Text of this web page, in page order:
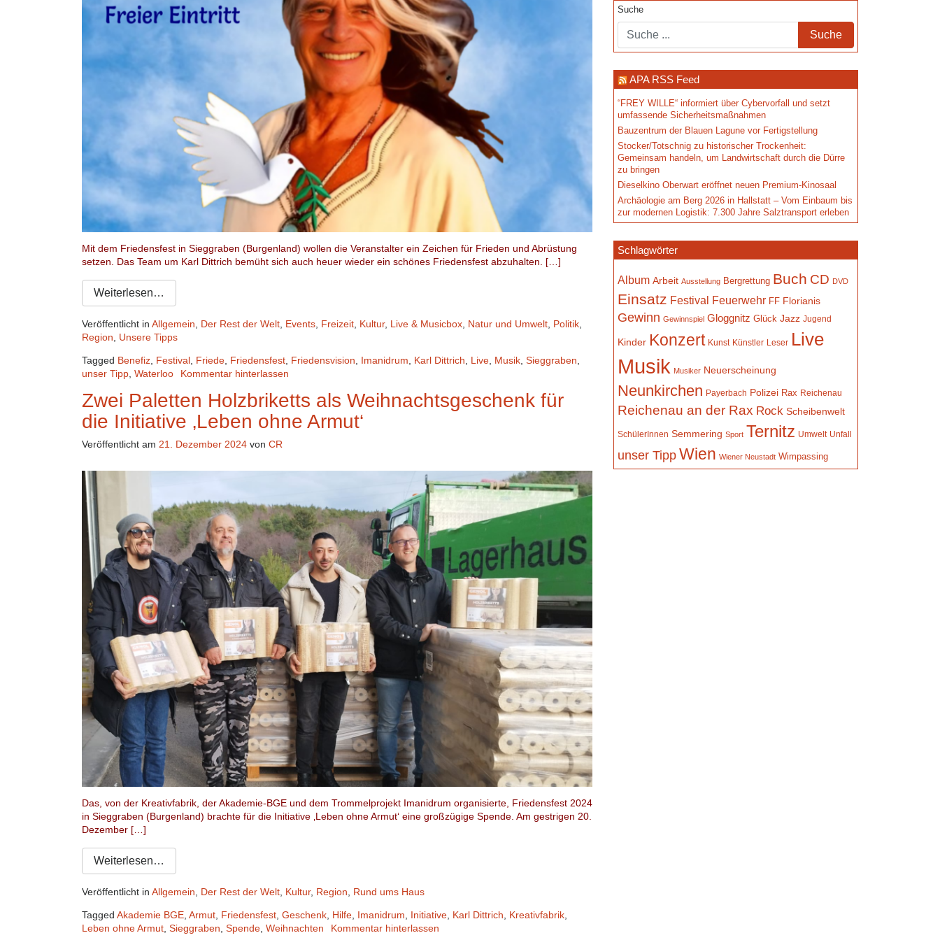
Mit dem Friedensfest in Sieggraben (Burgenland) wollen die Veranstalter ein Zeichen für Frieden und Abrüstung
setzen. Das Team um Karl Dittrich bemüht sich auch heuer wieder ein schönes Friedensfest abzuhalten. […]
Weiterlesen…
Veröffentlicht in Allgemein Der Rest der Welt Events Freizeit Kultur, Live & Musicbox Natur und Umwelt Politik
Region
Unsere Tipps
Tagged Benefiz Festival Friede Friedensfest Friedensvision Imanidrum Karl Dittrich Live Musik Sieggraben
unser Tipp Waterloo Kommentar hinterlassen
Zwei Paletten Holzbriketts als Weihnachtsgeschenk für
die Initiative ‚Leben ohne Armut‘
Veröffentlicht am 21. Dezember 2024 von CR
Das, von der Kreativfabrik, der Akademie-BGE und dem Trommelprojekt Imanidrum organisierte, Friedensfest 2024
in Sieggraben (Burgenland) brachte für die Initiative ‚Leben ohne Armut‘ eine großzügige Spende. Am gestrigen 20.
Dezember […]
Weiterlesen…
Veröffentlicht in Allgemein Der Rest der Welt Kultur, Region Rund ums Haus
Tagged Akademie BGE Armut Friedensfest Geschenk Hilfe Imanidrum Initiative Karl Dittrich Kreativfabrik
Leben ohne Armut Sieggraben Spende Weihnachten Kommentar hinterlassen
Suche
APA RSS Feed
“FREY WILLE“ informiert über Cybervorfall und setzt
umfassende Sicherheitsmaßnahmen
Bauzentrum der Blauen Lagune vor Fertigstellung
Stocker/Totschnig zu historischer Trockenheit:
Gemeinsam handeln, um Landwirtschaft durch die Dürre
zu bringen
Dieselkino Oberwart eröffnet neuen Premium-Kinosaal
Archäologie am Berg 2026 in Hallstatt – Vom Einbaum bis
zur modernen Logistik: 7.300 Jahre Salztransport erleben
Schlagwörter
Album Arbeit Ausstellung Bergrettung Buch CD DVD
Einsatz Festival Feuerwehr FF Florianis
Gewinn Gewinnspiel Gloggnitz Glück Jazz Jugend
Kinder Konzert Kunst Künstler Leser Live
Musik Musiker Neuerscheinung
Neunkirchen Payerbach Polizei Rax Reichenau
Reichenau an der Rax Rock Scheibenwelt
SchülerInnen Semmering Sport Ternitz Umwelt Unfall
unser TippWien Wiener Neustadt Wimpassing